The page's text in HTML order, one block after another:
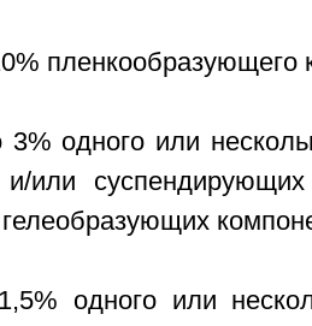
пленкообразующего
одного или
и/или
одного или